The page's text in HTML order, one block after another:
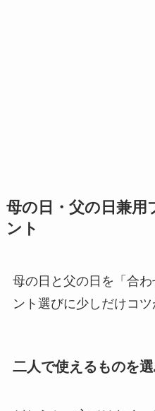
母の日・父の日兼用
ント
母の日と父の日を「合
ント選びに少しだけコツ
二人で使えるものを